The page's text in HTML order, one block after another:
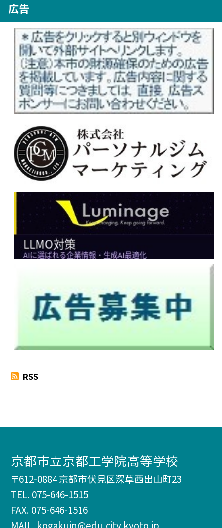
広告
RSS
京都市立京都工学院高等学校
〒612-0884 京都市伏見区深草西出山町23
TEL. 075-646-1515
FAX. 075-646-1516
MAIL. kogakuin@edu.city.kyoto.jp